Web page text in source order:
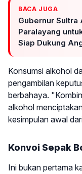
BACA JUGA
Gubernur Sultra
Paralayang
Siap Dukung
Konsumsi alkohol
pengambilan
berbahaya.
alkohol
kesimpulan awal
Konvoi Sepak
Ini bukan pertama